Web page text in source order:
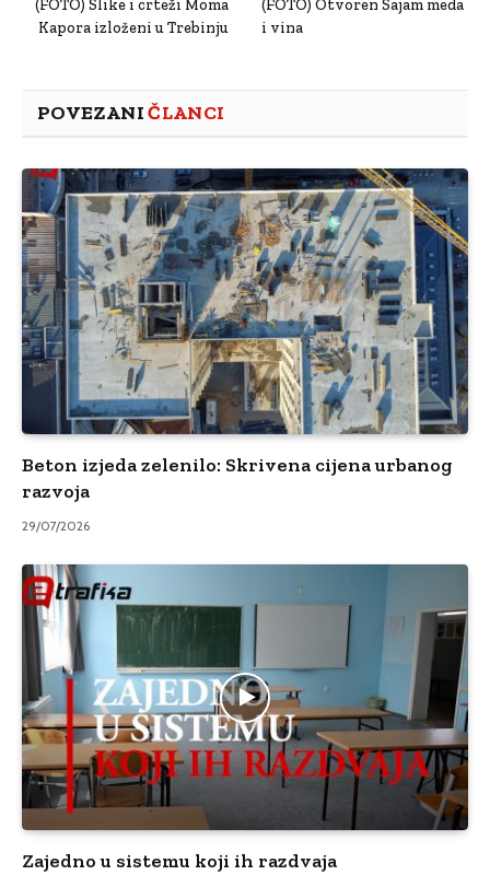
(FOTO) Slike i crteži Moma
Kapora izloženi u Trebinju
(FOTO) Otvoren Sajam meda
i vina
POVEZANIČLANCI
Beton izjeda zelenilo: Skrivena cijena urbanog
razvoja
29/07/2026
Zajedno u sistemu koji ih razdvaja